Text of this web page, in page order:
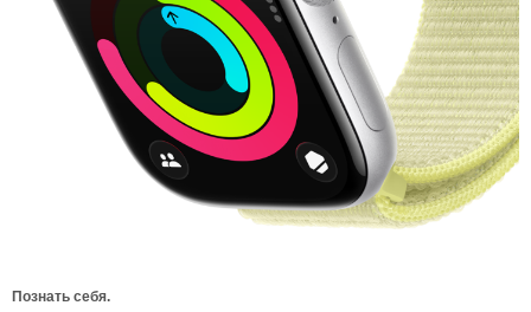
Познать себя.